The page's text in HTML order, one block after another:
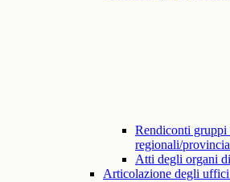
Rendiconti gruppi
regionali/
Atti degli organi
Articolazione degli uffici